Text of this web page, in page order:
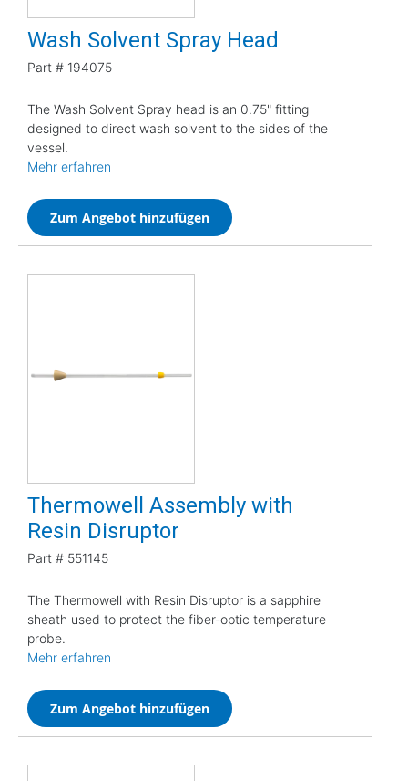
Wash Solvent Spray Head
Part # 194075
The Wash Solvent Spray head is an 0.75" fitting
designed to direct wash solvent to the sides of the
vessel.
Mehr erfahren
Zum Angebot hinzufügen
Thermowell Assembly with
Resin Disruptor
Part # 551145
The Thermowell with Resin Disruptor is a sapphire
sheath used to protect the fiber-optic temperature
probe.
Mehr erfahren
Zum Angebot hinzufügen